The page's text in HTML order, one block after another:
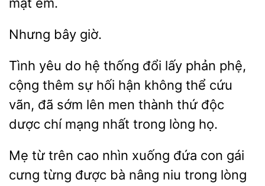
Tình
do hệ thống đổi lấy phản phệ,
cộng thêm sự
hận không thể cứu
vãn, đã sớm lên men thành thứ độc
dược
mạng nhất trong lòng họ.
Mẹ từ trên cao
xuống đứa con
cưng từng được
nâng niu trong lòng